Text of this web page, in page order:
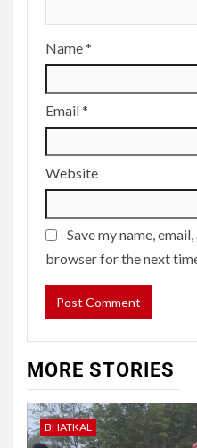
Name*
Email*
Website
Save my name,
browser for the next
MORE STORIES
BHATKAL